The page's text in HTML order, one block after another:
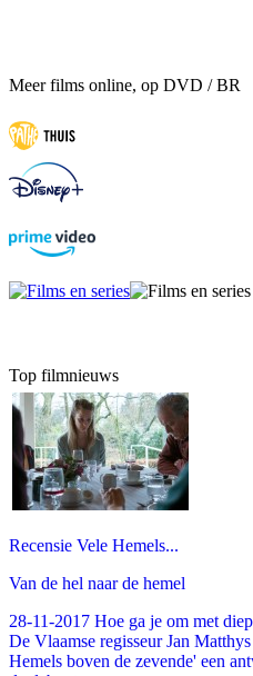
Meer films online, op DVD / BR
Top filmnieuws
Recensie Vele Hemels...
Van de hel naar de hemel
28-11-2017 Hoe ga je om met
De Vlaamse regisseur Jan
Hemels boven de zevende' een